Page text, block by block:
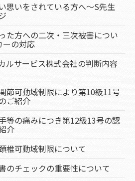
思いをされている方へ～S先生
た方への二次・三次被害につい
ーの対応
ルサービス株式会社の判断内容
節可動域制限により第10級11号
ご紹介
等の痛みにつき第12級13号の認
介
椎可動域制限について
のチェックの重要性について